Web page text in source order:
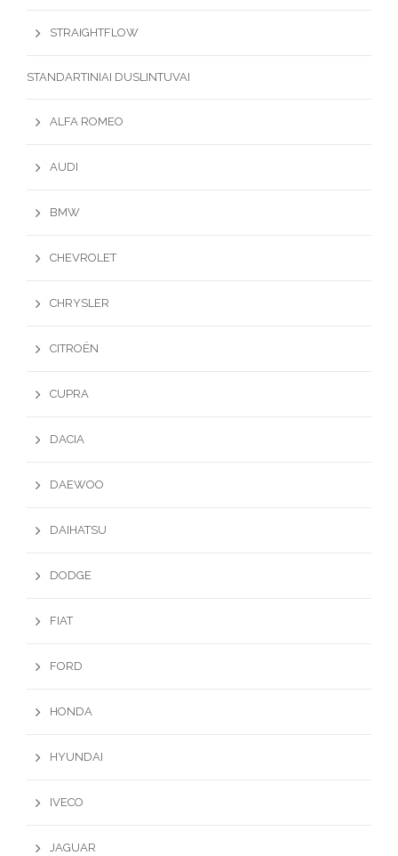
STRAIGHTFLOW
STANDARTINIAI DUSLINTUVAI
ALFA ROMEO
AUDI
BMW
CHEVROLET
CHRYSLER
CITROËN
CUPRA
DACIA
DAEWOO
DAIHATSU
DODGE
FIAT
FORD
HONDA
HYUNDAI
IVECO
JAGUAR